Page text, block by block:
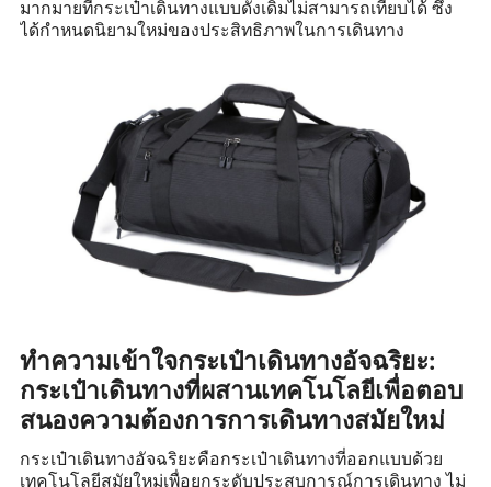
มากมายที่กระเป๋าเดินทางแบบดั้งเดิมไม่สามารถเทียบได้ ซึ่ง
ได้กำหนดนิยามใหม่ของประสิทธิภาพในการเดินทาง
ทำความเข้าใจกระเป๋าเดินทางอัจฉริยะ:
กระเป๋าเดินทางที่ผสานเทคโนโลยีเพื่อตอบ
สนองความต้องการการเดินทางสมัยใหม่
กระเป๋าเดินทางอัจฉริยะคือกระเป๋าเดินทางที่ออกแบบด้วย
เทคโนโลยีสมัยใหม่เพื่อยกระดับประสบการณ์การเดินทาง ไม่